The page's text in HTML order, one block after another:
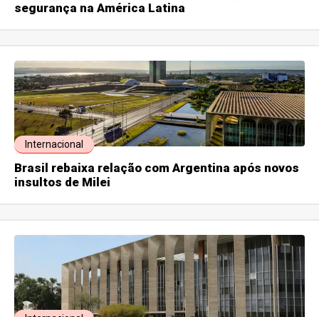
segurança na América Latina
Internacional
Brasil rebaixa relação com Argentina após novos
insultos de Milei